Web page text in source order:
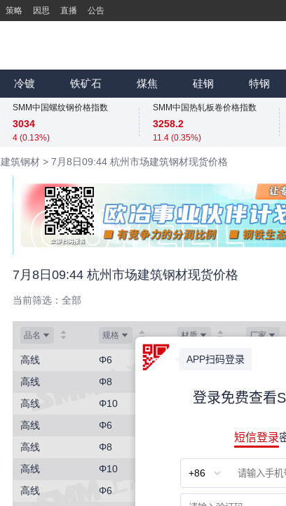
策略 因思 直播 公告
冷镀 铁矿石 煤焦 硅钢 特钢
SMM中国螺纹钢价格指数
1925
SMM中国螺纹钢价格指数
3034
4 (0.13%)
1925
SMM中国螺纹钢价格指数
3034
4 (0.13%)
4254
SMM中国热轧板卷价格指数
3258.2
11.4 (0.35%)
4254
SMM中国热轧板卷价格指数
3258.2
11.4 (0.35%)
SMM中国无取向硅钢50WW800价格指数
0 (0.00%)
建筑钢材 > 7月8日09:44 杭州市场建筑钢材现货价格
7月8日09:44 杭州市场建筑钢材现货价格
当前筛选： 全部
品名 规格 材质 厂家
高线 Φ6 HPB300
高线
Φ8
高线
Φ10 HPB300 桂鑫
高线
Φ6
高线
Φ8 永钢
高线
Φ10 HPB300 永钢
高线
Φ6 HPB300 中新钢铁